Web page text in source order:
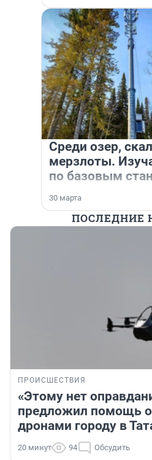
Среди озер,
мерзлоты.
по базовым
30 марта
ПОСЛЕДНИЕ
ПРОИСШЕСТВИЯ
«Этому нет
предложил помощь
дронами городу в
20 минут 94 Обсудить